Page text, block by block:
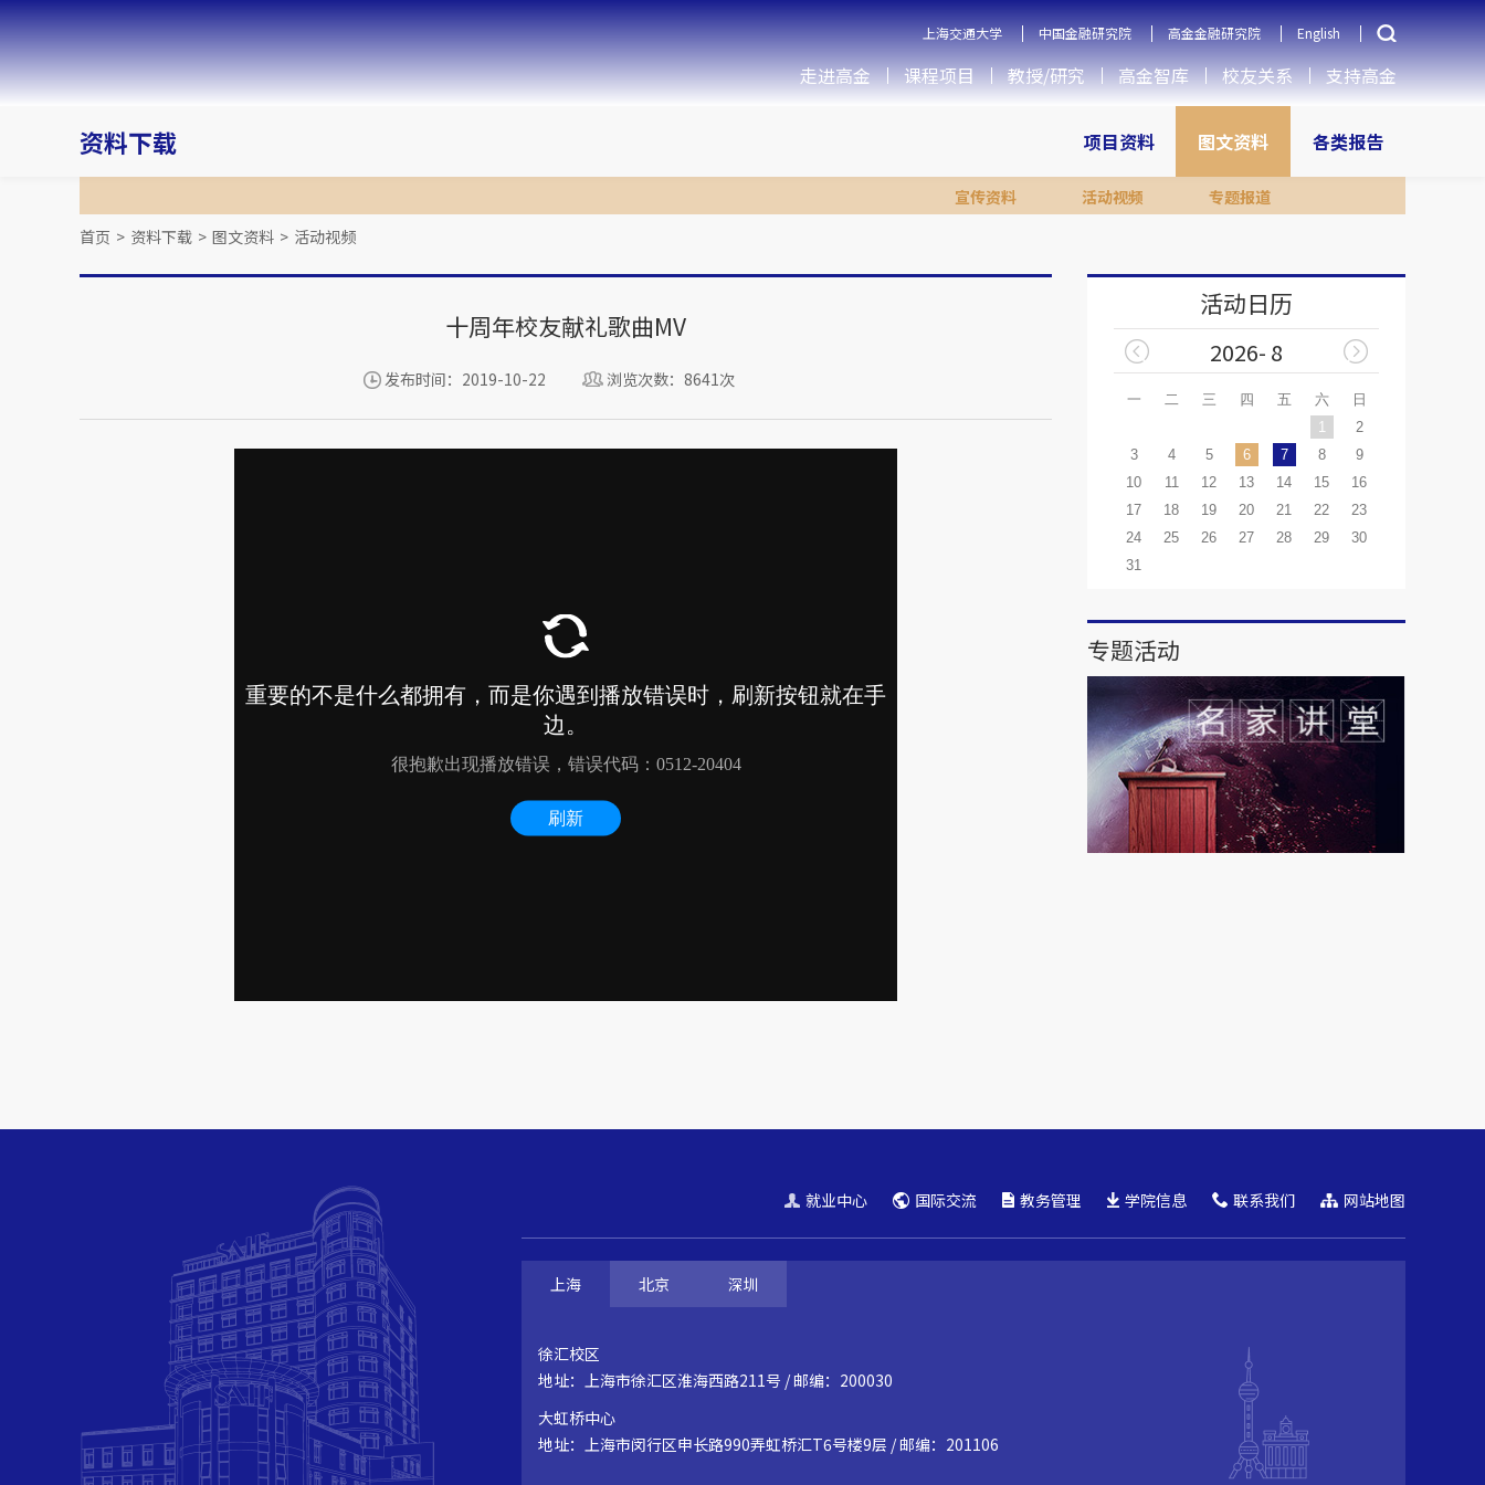
上海交通大学 中国金融研究院 高金金融研究院 English
走进高金 课程项目 教授/研究 高金智库 校友关系 支持高金
资料下载 项目资料 图文资料
宣传资料 活动视频 专题报道
各类报告
首页 > 资料下载 > 图文资料 > 活动视频
十周年校友献礼歌曲MV
发布时间：2019-10-22 浏览次数：8641次
活动日历
2026- 8
一 二 三 四 五 六
日
1
2
3
4 5 6 7 8
9
10
11 12 13 14 15
16
17
18 19 20 21 22
23
24
25 26 27 28 29
30
31
专题活动
就业中心 国际交流 教务管理 学院信息 联系我们 网站地图
上海 北京 深圳
徐汇校区
地址：上海市徐汇区淮海西路211号 / 邮编：200030
大虹桥中心
地址：上海市闵行区申长路990弄虹桥汇T6号楼9层 / 邮编：201106